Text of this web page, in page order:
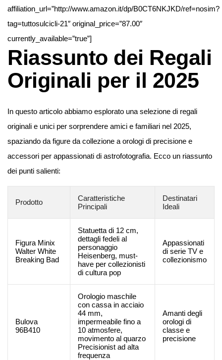
affiliation_url=”http://www.amazon.it/dp/B0CT6NKJKD/ref=nosim?
tag=tuttosulcicli-21″ original_price=”87.00″
currently_available=”true”]
Riassunto dei Regali
Originali per il 2025
In questo articolo abbiamo esplorato una selezione di regali
originali e unici per sorprendere amici e familiari nel 2025,
spaziando da figure da collezione a orologi di precisione e
accessori per appassionati di astrofotografia. Ecco un riassunto
dei punti salienti:
Prodotto
Caratteristiche
Principali
Destinatari
Ideali
Figura Minix
Walter White
Breaking Bad
Statuetta di 12 cm,
dettagli fedeli al
personaggio
Heisenberg, must-
have per collezionisti
di cultura pop
Appassionati
di serie TV e
collezionismo
Bulova
96B410
Orologio maschile
con cassa in acciaio
44 mm,
impermeabile fino a
10 atmosfere,
movimento al quarzo
Precisionist ad alta
frequenza
Amanti degli
orologi di
classe e
precisione